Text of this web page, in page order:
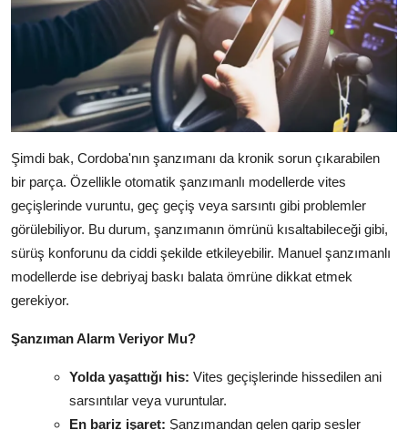
Şimdi bak, Cordoba'nın şanzımanı da kronik sorun çıkarabilen
bir parça. Özellikle otomatik şanzımanlı modellerde vites
geçişlerinde vuruntu, geç geçiş veya sarsıntı gibi problemler
görülebiliyor. Bu durum, şanzımanın ömrünü kısaltabileceği gibi,
sürüş konforunu da ciddi şekilde etkileyebilir. Manuel şanzımanlı
modellerde ise debriyaj baskı balata ömrüne dikkat etmek
gerekiyor.
Şanzıman Alarm Veriyor Mu?
Yolda yaşattığı his: Vites geçişlerinde hissedilen ani
sarsıntılar veya vuruntular.
En bariz işaret: Şanzımandan gelen garip sesler